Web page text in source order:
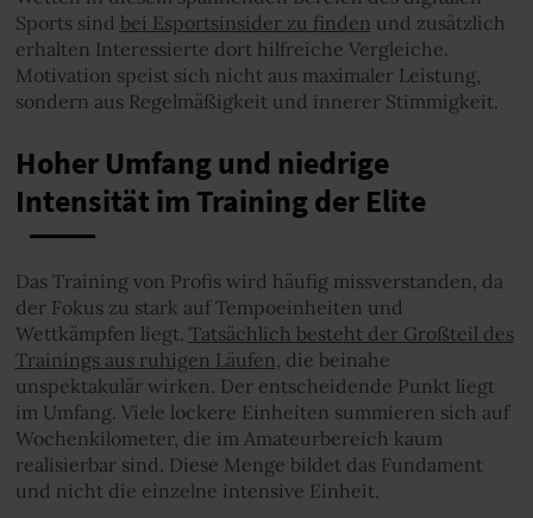
Sports sind bei Esportsinsider zu finden und zusätzlich
erhalten Interessierte dort hilfreiche Vergleiche.
Motivation speist sich nicht aus maximaler Leistung,
sondern aus Regelmäßigkeit und innerer Stimmigkeit.
Hoher Umfang und niedrige
Intensität im Training der Elite
Das Training von Profis wird häufig missverstanden, da
der Fokus zu stark auf Tempoeinheiten und
Wettkämpfen liegt. Tatsächlich besteht der Großteil des
Trainings aus ruhigen Läufen, die beinahe
unspektakulär wirken. Der entscheidende Punkt liegt
im Umfang. Viele lockere Einheiten summieren sich auf
Wochenkilometer, die im Amateurbereich kaum
realisierbar sind. Diese Menge bildet das Fundament
und nicht die einzelne intensive Einheit.